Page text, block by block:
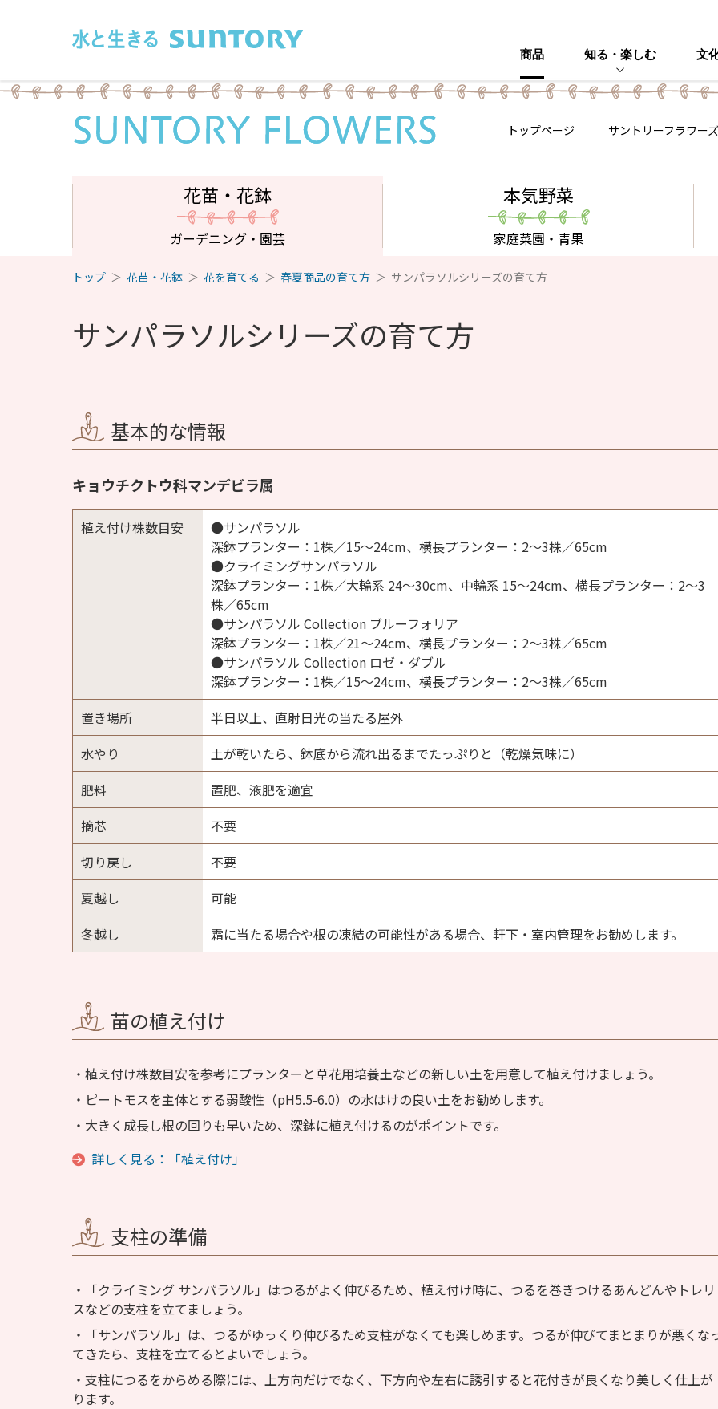
商品 知る・楽しむ 文
トップページ サントリーフラワー
花苗・花鉢
ガーデニング・園芸
本気野菜
家庭菜園・青果
トップ 花苗・花鉢 花を育てる 春夏商品の育て方 サンパラソルシリーズの育て方
サンパラソルシリーズの育て方
基本的な情報
キョウチクトウ科マンデビラ属
植え付け株数目安
●サンパラソル
深鉢プランター：1株／15～24cm、横長プランター：2～3株／65cm
●クライミングサンパラソル
深鉢プランター：1株／大輪系 24～30cm、中輪系 15～24cm、横長プランター：2～3
株／65cm
●サンパラソル Collection ブルーフォリア
深鉢プランター：1株／21～24cm、横長プランター：2～3株／65cm
●サンパラソル Collection ロゼ・ダブル
深鉢プランター：1株／15～24cm、横長プランター：2～3株／65cm
置き場所
半日以上、直射日光の当たる屋外
水やり
土が乾いたら、鉢底から流れ出るまでたっぷりと（乾燥気味に）
肥料
置肥、液肥を適宜
摘芯
不要
切り戻し
不要
夏越し
可能
冬越し
霜に当たる場合や根の凍結の可能性がある場合、軒下・室内管理をお勧めします。
苗の植え付け
植え付け株数目安を参考にプランターと草花用培養土などの新しい土を用意して植え付けましょう。
ピートモスを主体とする弱酸性（pH5.5-6.0）の水はけの良い土をお勧めします。
大きく成長し根の回りも早いため、深鉢に植え付けるのがポイントです。
詳しく見る：「植え付け」
支柱の準備
「クライミング サンパラソル」はつるがよく伸びるため、植え付け時に、つるを巻きつけるあんどんやトレリ
スなどの支柱を立てましょう。
「サンパラソル」は、つるがゆっくり伸びるため支柱がなくても楽しめます。つるが伸びてまとまりが悪くな
てきたら、支柱を立てるとよいでしょう。
支柱につるをからめる際には、上方向だけでなく、下方向や左右に誘引すると花付きが良くなり美しく仕上が
ります。